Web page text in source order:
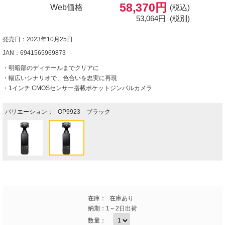
Web価格 58,370円
(税込)
53,064円 (税別)
発売日：2023年10月25日
JAN：6941565969873
・明暗部のディテールまでクリアに
・幅広いシナリオで、色合いを忠実に再現
・1インチ CMOSセンサー搭載ポケットジンバルカメラ
バリエーション： OP9923 ブラック
在庫：
在庫あり
納期： 1～2日出荷
数量：